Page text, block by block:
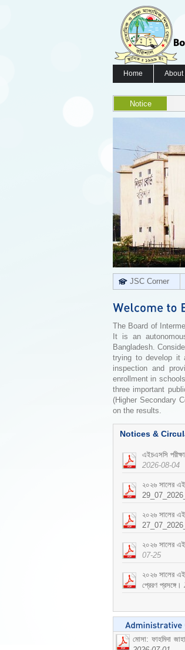
Home About
Notice
JSC Corner
The Board of
It is an
Bangladesh.
trying to develop it
inspection and
enrollment in
three important
(Higher Secondary
on the results.
Notices &
এইচএসসি
2026-08-04
২০২৬ সালের
২০২৬ সালের
২০২৬ সালের
07-25
২০২৬ সালের
প্রেরণ প্রসঙ্গে।
মোসা: ফাহমিদা